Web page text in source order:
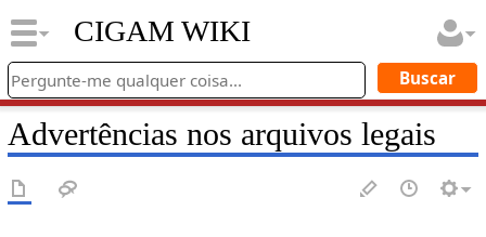
CIGAM WIKI
Advertências nos arquivos legais